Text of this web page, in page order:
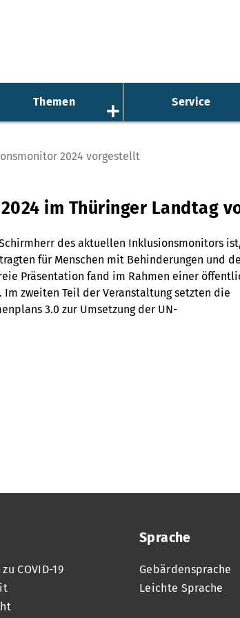
Themen Service
2024 vorgestellt
im Thüringer Landtag
des aktuellen Inklusionsmonitors
für Menschen mit Behinderungen und
Präsentation fand im Rahmen einer
zweiten Teil der Veranstaltung setzten die
3.0 zur Umsetzung der UN-
COVID-19
Sprache
Gebärdensprache
Leichte Sprache